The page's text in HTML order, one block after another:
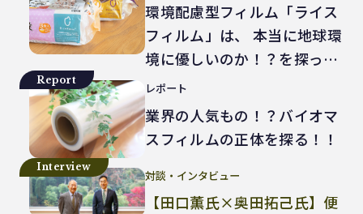
環境配慮型フィルム「ライス
フィルム」は、 本当に地球環
境に優しいのか！？を探って
みた！
Report
レポート
業界の人気もの！？バイオマ
スフィルムの正体を探る！！
Interview
対談・インタビュー
【田口薫氏×奥田拓己氏】便